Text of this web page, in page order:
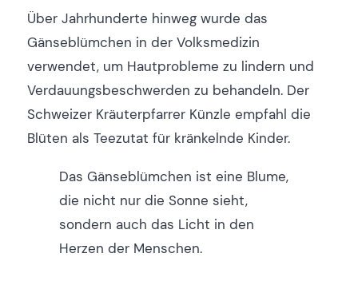
Über Jahrhunderte hinweg wurde das
Gänseblümchen in der Volksmedizin
verwendet, um Hautprobleme zu lindern und
Verdauungsbeschwerden zu behandeln. Der
Schweizer Kräuterpfarrer Künzle empfahl die
Blüten als Teezutat für kränkelnde Kinder.
Das Gänseblümchen ist eine Blume,
die nicht nur die Sonne sieht,
sondern auch das Licht in den
Herzen der Menschen.